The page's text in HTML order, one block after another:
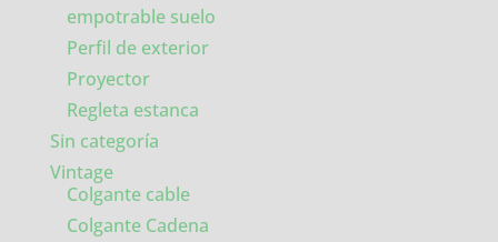
empotrable suelo
Perfil de exterior
Proyector
Regleta estanca
Sin categoría
Vintage
Colgante cable
Colgante Cadena